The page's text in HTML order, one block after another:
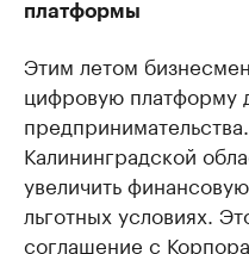
платформы
Этим летом
цифровую платформу
Калининградской
увеличить
льготных условиях.
соглашение с